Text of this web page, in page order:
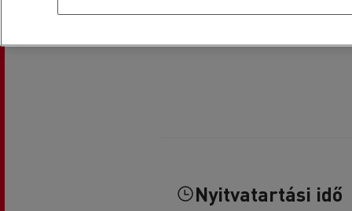
Nyitvatartási idő